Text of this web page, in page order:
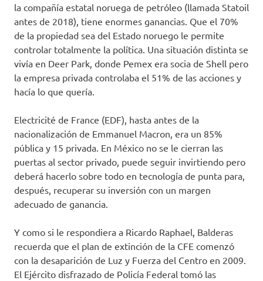
la compañía estatal noruega de petróleo (llamada Statoil
antes de 2018), tiene enormes ganancias. Que el 70%
de la propiedad sea del Estado noruego le permite
controlar totalmente la política. Una situación distinta se
vivía en Deer Park, donde Pemex era socia de Shell pero
la empresa privada controlaba el 51% de las acciones y
hacía lo que quería.
Electricité de France (EDF), hasta antes de la
nacionalización de Emmanuel Macron, era un 85%
pública y 15 privada. En México no se le cierran las
puertas al sector privado, puede seguir invirtiendo pero
deberá hacerlo sobre todo en tecnología de punta para,
después, recuperar su inversión con un margen
adecuado de ganancia.
Y como si le respondiera a Ricardo Raphael, Balderas
recuerda que el plan de extinción de la CFE comenzó
con la desaparición de Luz y Fuerza del Centro en 2009.
El Ejército disfrazado de Policía Federal tomó las